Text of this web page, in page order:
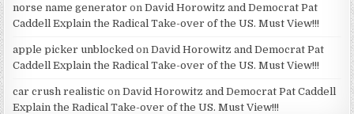
norse name generator onDavid Horowitz and Democrat Pat
Caddell Explain the Radical Take-over of the US. Must View!!!
apple picker unblocked onDavid Horowitz and Democrat Pat
Caddell Explain the Radical Take-over of the US. Must View!!!
car crush realistic onDavid Horowitz and Democrat Pat Caddell
Explain the Radical Take-over of the US. Must View!!!